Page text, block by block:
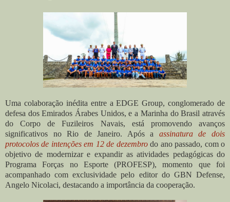
Uma colaboração inédita entre a EDGE Group, conglomerado de
defesa dos Emirados Árabes Unidos, e a Marinha do Brasil através
do Corpo de Fuzileiros Navais, está promovendo avanços
significativos no Rio de Janeiro. Após a assinatura de dois
protocolos de intenções em 12 de dezembrodo ano passado, com o
objetivo de modernizar e expandir as atividades pedagógicas do
Programa Forças no Esporte (PROFESP), momento que foi
acompanhado com exclusividade pelo editor do GBN Defense,
Angelo Nicolaci, destacando a importância da cooperação.